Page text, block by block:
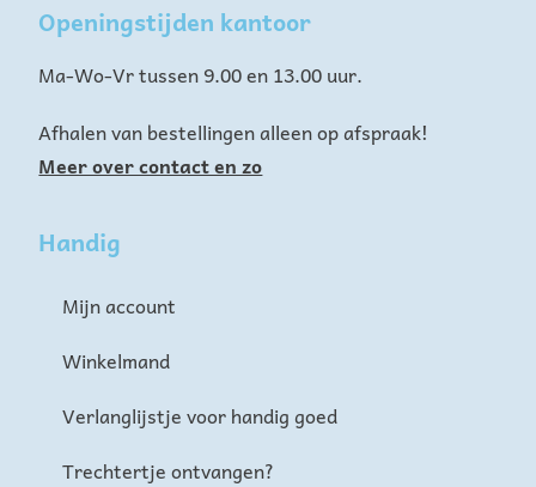
Openingstijden kantoor
Ma-Wo-Vr tussen 9.00 en 13.00 uur.
Afhalen van bestellingen alleen op afspraak!
Meer over contact en zo
Handig
Mijn account
Winkelmand
Verlanglijstje voor handig goed
Trechtertje ontvangen?